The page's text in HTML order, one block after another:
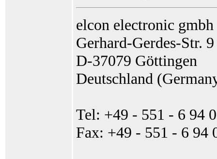
elcon electronic gmbh
Gerhard-Gerdes-Str. 9
D-37079 Göttingen
Deutschland
Tel: +49 - 551 - 6 94
Fax: +49 - 551 - 6 94